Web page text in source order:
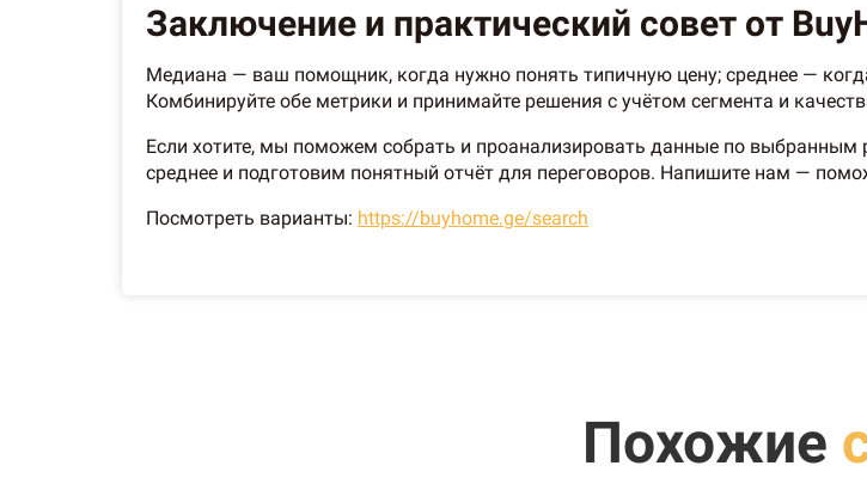
Заключение и практический совет от
Медиана — ваш помощник, когда нужно понять типичную цену; среднее —
Комбинируйте обе метрики и принимайте решения с учётом сегмента и
Если хотите, мы поможем собрать и проанализировать данные по выбранным
среднее и подготовим понятный отчёт для переговоров. Напишите нам —
Посмотреть варианты: https://buyhome.ge/search
Похожие